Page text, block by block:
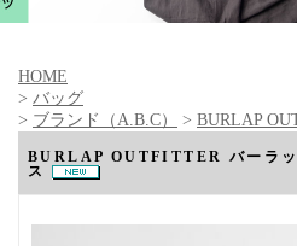
HOME
> バッグ
> ブランド（A.B.C） > BURLAP
BURLAP OUTFITTER バーラッ
ス